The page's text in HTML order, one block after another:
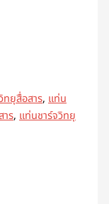
ยุสื่อสาร,แท่น
ร,แท่นชาร์จวิทยุ